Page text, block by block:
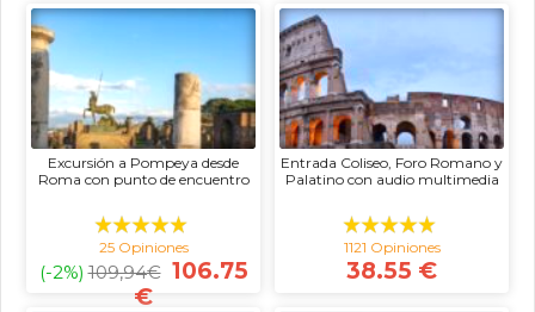
Excursión a Pompeya desde
Roma con punto de encuentro
25 Opiniones
(-2%) 109,94€ 106.75
€
Entrada Coliseo, Foro Romano y
Palatino con audio multimedia
1121 Opiniones
38.55 €